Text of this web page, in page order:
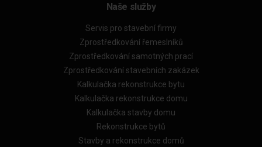
Naše služby
Servis pro stavební firmy
Zprostředkování řemeslníků
Zprostředkování samotných prací
Zprostředkování stavebních zakázek
Kalkulačka rekonstrukce bytu
Kalkulačka rekonstrukce domu
Kalkulačka stavby domu
Rekonstrukce bytů
Stavby a rekonstrukce domů